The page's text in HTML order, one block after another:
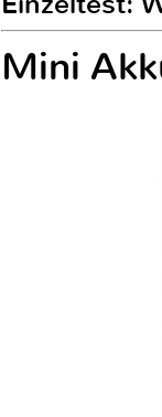
Mini